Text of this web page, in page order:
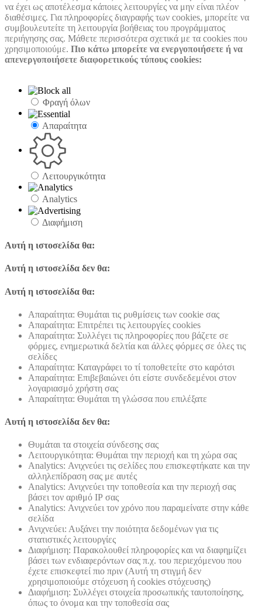
να έχει ως αποτέλεσμα κάποιες λειτουργίες να μην είναι πλέον
διαθέσιμες. Για πληροφορίες διαγραφής των cookies, μπορείτε να
συμβουλευτείτε τη λειτουργία βοήθειας του προγράμματος
περιήγησης σας. Μάθετε περισσότερα σχετικά με τα cookies που
χρησιμοποιούμε. Πιο κάτω μπορείτε να ενεργοποιήσετε ή να
απενεργοποιήσετε διαφορετικούς τύπους cookies:
Φραγή όλων
Απαραίτητα
Λειτουργικότητα
Analytics
Διαφήμιση
Αυτή η ιστοσελίδα θα:
Αυτή η ιστοσελίδα δεν θα:
Αυτή η ιστοσελίδα θα:
Απαραίτητα: Θυμάται τις ρυθμίσεις των cookie σας
Απαραίτητα: Επιτρέπει τις λειτουργίες cookies
Απαραίτητα: Συλλέγει τις πληροφορίες που βάζετε σε
φόρμες, ενημερωτικά δελτία και άλλες φόρμες σε όλες τις
σελίδες
Απαραίτητα: Καταγράφει το τί τοποθετείτε στο καρότσι
Απαραίτητα: Επιβεβαιώνει ότι είστε συνδεδεμένοι στον
λογαριασμό χρήστη σας
Απαραίτητα: Θυμάται τη γλώσσα που επιλέξατε
Αυτή η ιστοσελίδα δεν θα:
Θυμάται τα στοιχεία σύνδεσης σας
Λειτουργικότητα: Θυμάται την περιοχή και τη χώρα σας
Analytics: Ανιχνεύει τις σελίδες που επισκεφτήκατε και την
αλληλεπίδραση σας με αυτές
Analytics: Ανιχνεύει την τοποθεσία και την περιοχή σας
βάσει τον αριθμό ΙΡ σας
Analytics: Ανιχνεύει τον χρόνο που παραμείνατε στην κάθε
σελίδα
Ανιχνεύει: Αυξάνει την ποιότητα δεδομένων για τις
στατιστικές λειτουργίες
Διαφήμιση: Παρακολουθεί πληροφορίες και να διαφημίζει
βάσει των ενδιαφερόντων σας π.χ. του περιεχόμενου που
έχετε επισκεφτεί πιο πριν (Αυτή τη στιγμή δεν
χρησιμοποιούμε στόχευση ή cookies στόχευσης)
Διαφήμιση: Συλλέγει στοιχεία προσωπικής ταυτοποίησης,
όπως το όνομα και την τοποθεσία σας